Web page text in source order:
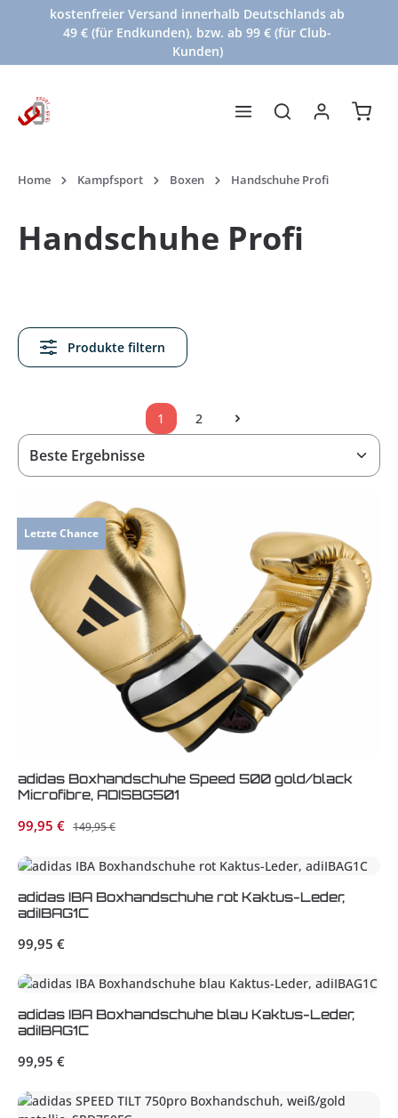
Zum Hauptinhalt springen
kostenfreier Versand innerhalb Deutschlands ab
49 € (für Endkunden), bzw. ab 99 € (für Club-
Kunden)
Home Kampfsport Boxen Handschuhe Profi
Handschuhe Profi
Produkte filtern
Seite
1 Seite
2
Letzte Chance
adidas Boxhandschuhe Speed 500 gold/black
Microfibre, ADISBG501
Verkaufspreis:
99,95 € Regulärer Preis:
149,95 €
adidas IBA Boxhandschuhe rot Kaktus-Leder,
adiIBAG1C
Regulärer Preis:
99,95 €
adidas IBA Boxhandschuhe blau Kaktus-Leder,
adiIBAG1C
Regulärer Preis:
99,95 €